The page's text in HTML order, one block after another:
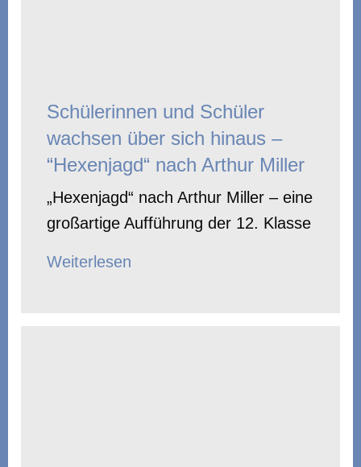
Schülerinnen und Schüler
wachsen über sich hinaus –
“Hexenjagd“ nach Arthur Miller
„Hexenjagd“ nach Arthur Miller – eine
großartige Aufführung der 12. Klasse
Weiterlesen